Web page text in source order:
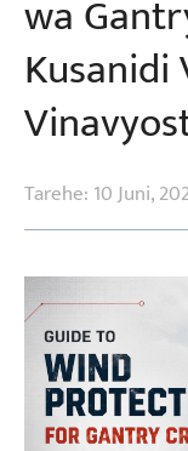
wa
Kusanidi
Tarehe: 10 Juni,